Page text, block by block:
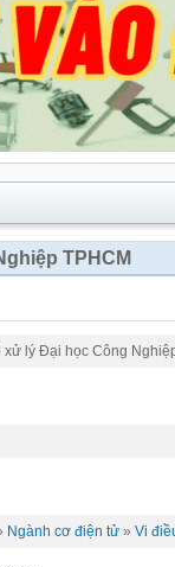
TPHCM
xử lý Đại học Công
Ngành cơ điện tử» Vi